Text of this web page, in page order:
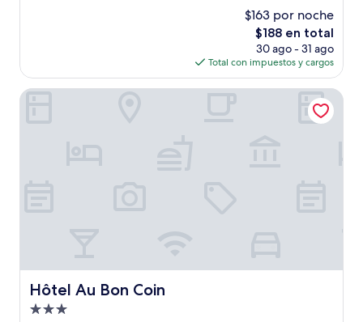
opiniones)
$163 por noche
El
precio
actual
es
de
$188 en total
30 ago - 31 ago
Total con impuestos y cargos
Hôtel Au Bon Coin
Hôtel Au Bon Coin
Propiedad
Hôtel Au Bon Coin